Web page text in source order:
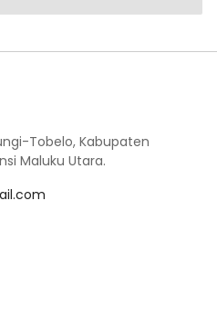
Tobelo, Kabupaten
Maluku Utara.